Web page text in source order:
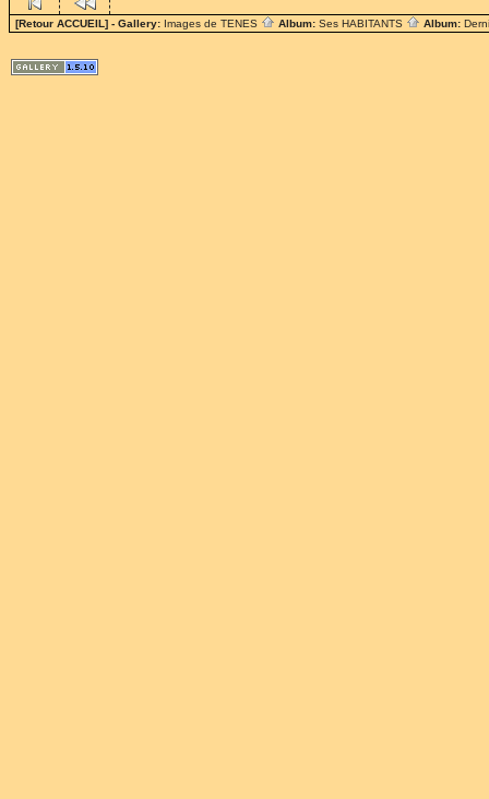
[Retour ACCUEIL] - Gallery: Images de TENES Album: Ses HABITANTS Album: